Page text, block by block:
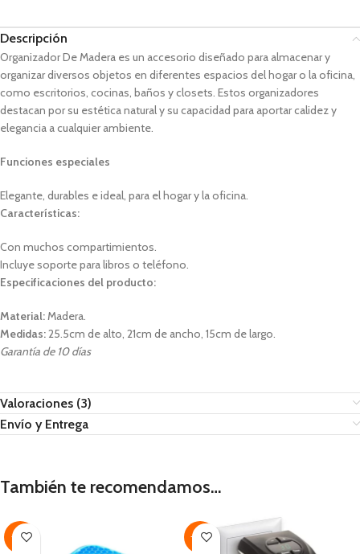
Descripción
Organizador De Madera es un accesorio diseñado para almacenar y
organizar diversos objetos en diferentes espacios del hogar o la oficina,
como escritorios, cocinas, baños y closets. Estos organizadores
destacan por su estética natural y su capacidad para aportar calidez y
elegancia a cualquier ambiente.
Funciones especiales
Elegante, durables e ideal, para el hogar y la oficina.
Características:
Con muchos compartimientos.
Incluye soporte para libros o teléfono.
Especificaciones del producto:
Material:Madera.
Medidas:25.5cm de alto, 21cm de ancho, 15cm de largo.
Garantía de 10 días
Valoraciones (3)
Envío y Entrega
También te recomendamos…
-41% -32%